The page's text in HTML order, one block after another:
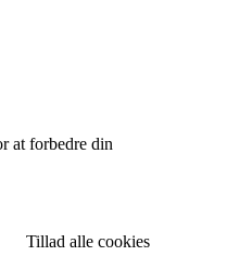
at forbedre din
Tillad alle cookies